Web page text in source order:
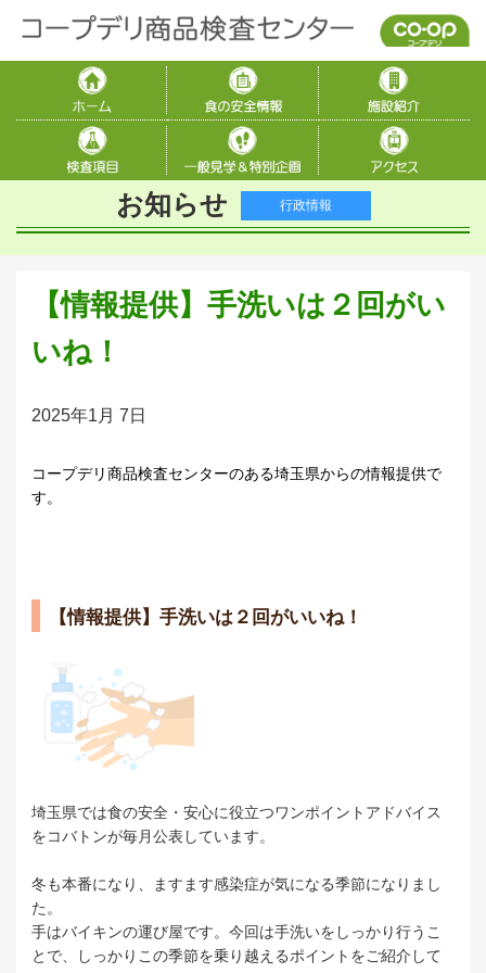
お知らせ 行政情報
【情報提供】手洗いは２回がい
いね！
2025年1月 7日
コープデリ商品検査センターのある埼玉県からの情報提供で
す。
【情報提供】手洗いは２回がいいね！
埼玉県では食の安全・安心に役立つワンポイントアドバイス
をコバトンが毎月公表しています。
冬も本番になり、ますます感染症が気になる季節になりまし
た。
手はバイキンの運び屋です。今回は手洗いをしっかり行うこ
とで、しっかりこの季節を乗り越えるポイントをご紹介して